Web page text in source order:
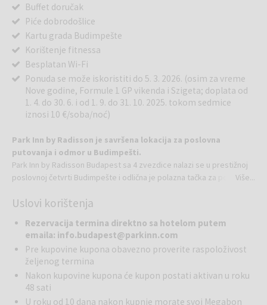
Buffet doručak
Piće dobrodošlice
Kartu grada Budimpešte
Korištenje fitnessa
Besplatan Wi-Fi
Ponuda se može iskoristiti do 5. 3. 2026. (osim za vreme
Nove godine, Formule 1 GP vikenda i Szigeta; doplata od
1. 4. do 30. 6. i od 1. 9. do 31. 10. 2025. tokom sedmice
iznosi 10 €/soba/noć)
Park Inn by Radisson je savršena lokacija za poslovna
putovanja i odmor u Budimpešti.
Park Inn by Radisson Budapest sa 4 zvezdice nalazi se u prestižnoj
poslovnoj četvrti Budimpešte i odlična je polazna tačka za poslovna
sofisticirani hotel ima minimalistički stil sa prostranim sobama i
Naš jedinstveni restoran nudi internacionalna i domaća jela, a za
vaše blagostanje, naš bar nudi specijalne kafe, ukusne koktele i
jedinstvena mađarska vina u elegantnom ambijentu. Bilo da planirate
sastanak ili istražujete lepotu Budimpešte, mi smo idealan izbor.
Osvežavajući, minimalistički dizajn enterijera čeka vas u Budimpešti.
Hotel ima 205 soba za poslovne ili turiste, opremljene besplatnim
Više...
Uslovi korištenja
Rezervacija termina direktno sa hotelom putem
emaila: info.budapest@parkinn.com
Pre kupovine kupona obavezno proverite raspoloživost
željenog termina
Nakon kupovine kupona će kupon postati aktivan u roku
48 sati
U roku od 10 dana nakon kupnje morate svoj Megabon